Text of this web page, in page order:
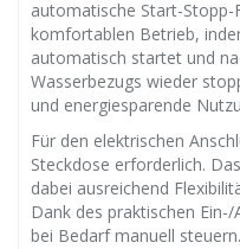
automatische Start-
komfortablen Betrieb,
automatisch startet und
Wasserbezugs wieder
und energiesparende
Für den elektrischen
Steckdose erforderlich.
dabei ausreichend
Dank des praktischen
bei Bedarf manuell steuern.